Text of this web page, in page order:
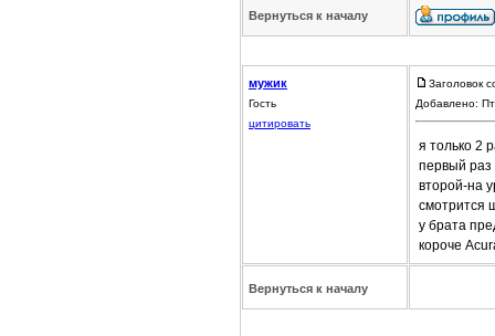
Вернуться к началу
мужик
Гость
цитировать
Заголовок
Добавлено:
я только 2
первый раз
второй-на
смотрится
у брата
короче
Вернуться к началу